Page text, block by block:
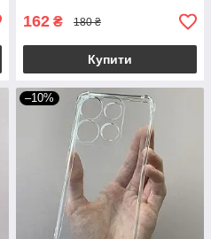
162 ₴ 180 ₴
Купити
–10%